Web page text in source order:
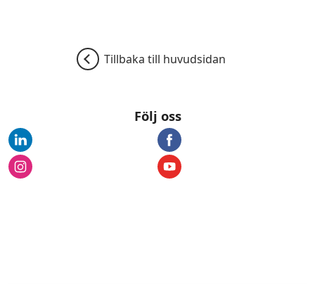
Tillbaka till huvudsidan
Följ oss